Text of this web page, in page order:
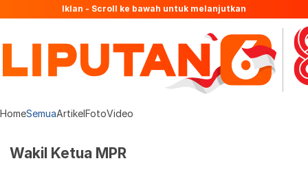
Iklan - Scroll ke bawah untuk melanjutkan
HomeSemuaArtikelFotoVideo
Wakil Ketua MPR